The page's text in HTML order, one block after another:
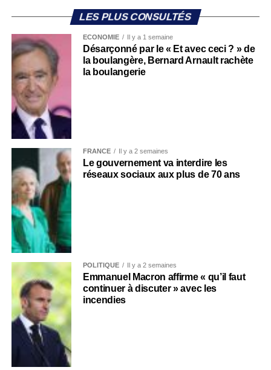
LES PLUS CONSULTÉS
ECONOMIE Il y a 1 semaine
Désarçonné par le « Et avec ceci ? » de
la boulangère, Bernard Arnault rachète
la boulangerie
FRANCE Il y a 2 semaines
Le gouvernement va interdire les
réseaux sociaux aux plus de 70 ans
POLITIQUE Il y a 2 semaines
Emmanuel Macron affirme « qu’il faut
continuer à discuter » avec les
incendies